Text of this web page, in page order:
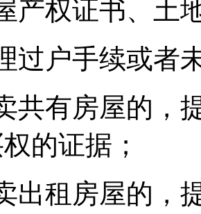
产权证书、土
过户手续或
共有房屋的
的证据；
出租房屋的